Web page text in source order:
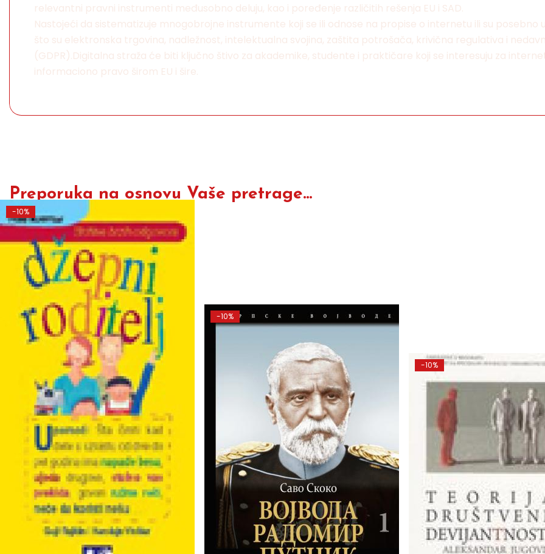
relevantni pravni instrumenti međusobno deluju, kao i poređenje različitih rešenja EU i SAD.
Nastojeći da sistematizuje mnogobrojne instrumente koji se ili odnose na propise o internetu ili su posebno
što su elektronska trgovina, nadležnost, intelektualna svojina, zaštita potrošača, krivična regulativa i
(GDPR).Digitalna straža će biti ključno štivo za akademike, studente i praktičare koji se interesuju za
informaciono pravo širom EU i šire.
Preporuka na osnovu Vaše pretrage...
-10%
-10%
-10%